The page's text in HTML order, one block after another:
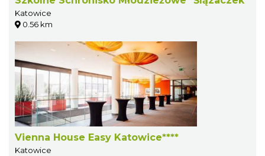
Katowice
0.56 km
Vienna House Easy Katowice****
Katowice